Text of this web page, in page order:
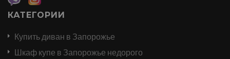
КАТЕГОРИИ
Купить диван в Запорожье
Шкаф купе в Запорожье недорого